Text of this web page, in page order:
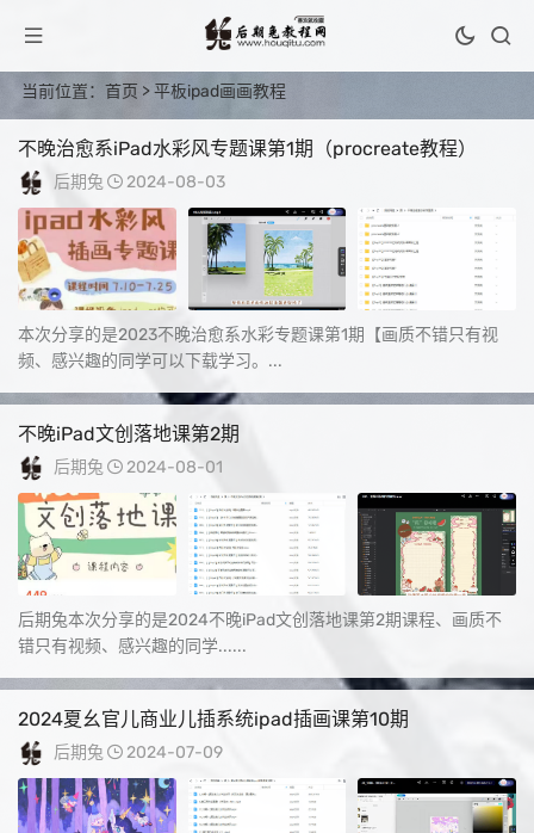
当前位置： 首页 > 平板ipad画画教程
不晚治愈系iPad水彩风专题课第1期（procreate教程）
后期兔 2024-08-03
本次分享的是2023不晚治愈系水彩专题课第1期【画质不错只有视
频、感兴趣的同学可以下载学习。...
不晚iPad文创落地课第2期
后期兔 2024-08-01
后期兔本次分享的是2024不晚iPad文创落地课第2期课程、画质不
错只有视频、感兴趣的同学......
2024夏幺官儿商业儿插系统ipad插画课第10期
后期兔 2024-07-09